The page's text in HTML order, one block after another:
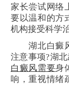
家长尝试网络
要以温和的方
机构接受科学
湖北白癜风
注意事项?湖
白癜风需要身
响，重视情绪